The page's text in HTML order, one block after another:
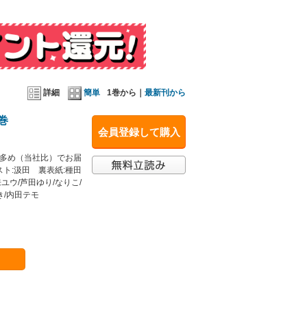
詳細 簡単 1巻から｜ 最新刊から
会員登録して購入
め（当社比）でお届
ト:汲田 裏表紙:種田
ウ/芦田ゆり/なりこ/
/内田テモ